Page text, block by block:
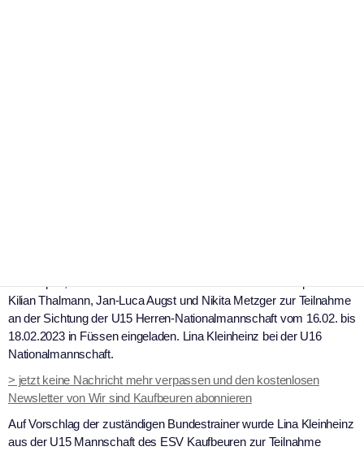
Kilian Thalmann, Jan-Luca Augst und Nikita Metzger zur Teilnahme
an der Sichtung der U15 Herren-Nationalmannschaft vom 16.02. bis
18.02.2023 in Füssen eingeladen. Lina Kleinheinz bei der U16
Nationalmannschaft.
> jetzt keine Nachricht mehr verpassen und den kostenlosen
Newsletter von Wir sind Kaufbeuren abonnieren
Auf Vorschlag der zuständigen Bundestrainer wurde Lina Kleinheinz
aus der U15 Mannschaft des ESV Kaufbeuren zur Teilnahme